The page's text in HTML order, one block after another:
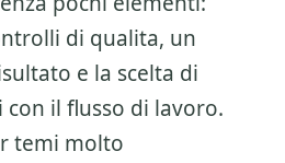
di qualita, un
e la scelta di
il flusso di lavoro.
temi molto